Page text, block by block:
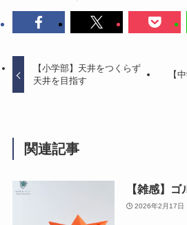
【小学部】天井をつくらず
天井を目指す
【
関連記事
【雑感】
2026年2月17日